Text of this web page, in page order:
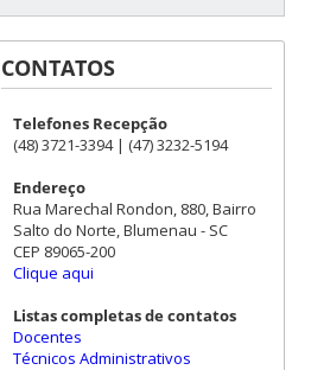
CONTATOS
Telefones Recepção
(48) 3721-3394 | (47) 3232-5194
Endereço
Rua Marechal Rondon, 880, Bairro
Salto do Norte, Blumenau - SC
CEP 89065-200
Clique aqui
Listas completas de contatos
Docentes
Técnicos Administrativos